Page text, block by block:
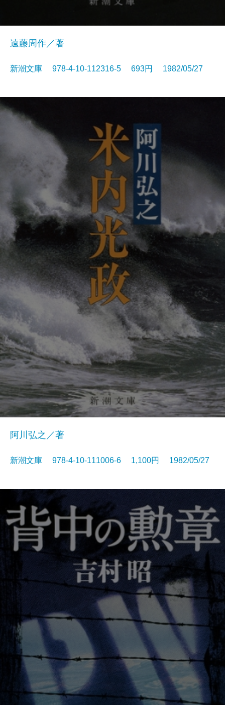
遠藤周作／著
新潮文庫 978-4-10-112316-5 693円 1982/05/27
阿川弘之／著
新潮文庫 978-4-10-111006-6 1,100円 1982/05/27